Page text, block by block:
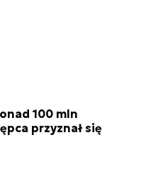
100 mln
przyznał się